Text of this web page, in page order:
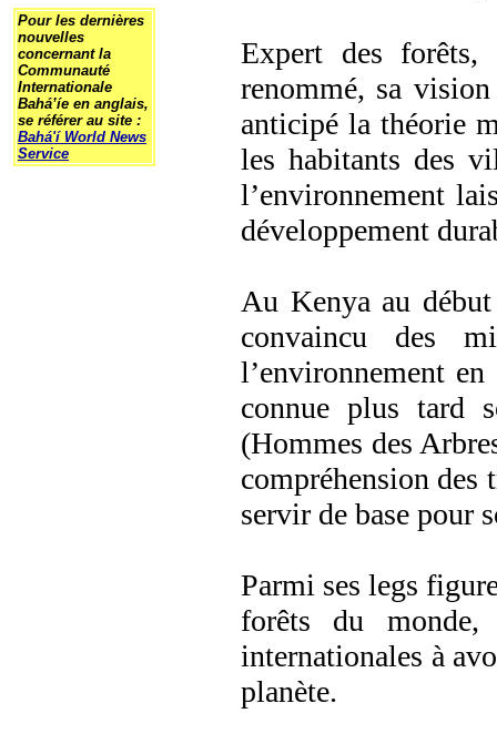
Pour les dernières
nouvelles
concernant la
Communauté
Internationale
Bahá’íe en anglais,
se référer au site :
Bahá'í World News
Service
Expert des forêts,
renommé, sa
anticipé la théorie
les habitants des
l’environnement
développement
Au Kenya au
convaincu des
l’environnement
connue plus tard
(Hommes des
compréhension des
servir de base pour
Parmi ses legs
forêts du
internationales à
planète.